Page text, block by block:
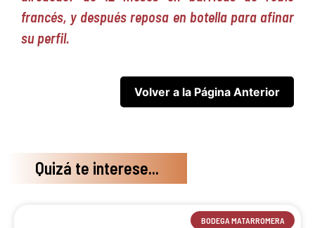
francés, y después reposa en botella para afinar
su perfil.
Quizá te interese...
BODEGA MATARROMERA